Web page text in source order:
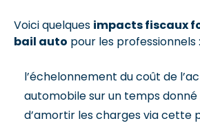
Voici quelques impacts fiscaux
bail auto pour les professionnels :
l’échelonnement du coût de
automobile sur un temps donné
d’amortir les charges via cette